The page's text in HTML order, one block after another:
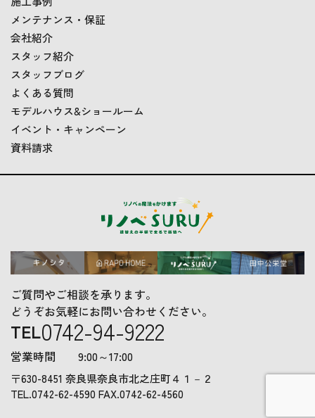
メンテナンス・保証
会社紹介
スタッフ紹介
スタッフブログ
よくある質問
モデルハウス&ショールーム
イベント・キャンペーン
資料請求
ご質問やご相談を承ります。
どうぞお気軽にお問い合わせください。
TEL0742-94-9222
営業時間 9:00～17:00
〒630-8451 奈良県奈良市北之庄町４１－２
TEL.0742-62-4590 FAX.0742-62-4560